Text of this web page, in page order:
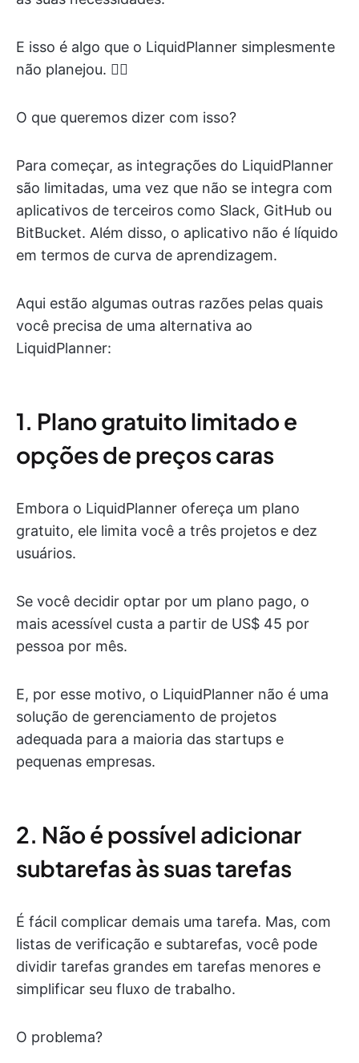
E isso é algo que o LiquidPlanner simplesmente
não planejou. 🤷‍♂️
O que queremos dizer com isso?
Para começar, as integrações do LiquidPlanner
são limitadas, uma vez que não se integra com
aplicativos de terceiros como Slack, GitHub ou
BitBucket. Além disso, o aplicativo não é líquido
em termos de curva de aprendizagem.
Aqui estão algumas outras razões pelas quais
você precisa de uma alternativa ao
LiquidPlanner:
1. Plano gratuito limitado e
opções de preços caras
Embora o LiquidPlanner ofereça um plano
gratuito, ele limita você a três projetos e dez
usuários.
Se você decidir optar por um plano pago, o
mais acessível custa a partir de US$ 45 por
pessoa por mês.
E, por esse motivo, o LiquidPlanner não é uma
solução de gerenciamento de projetos
adequada para a maioria das startups e
pequenas empresas.
2. Não é possível adicionar
subtarefas às suas tarefas
É fácil complicar demais uma tarefa. Mas, com
listas de verificação e subtarefas, você pode
dividir tarefas grandes em tarefas menores e
simplificar seu fluxo de trabalho.
O problema?